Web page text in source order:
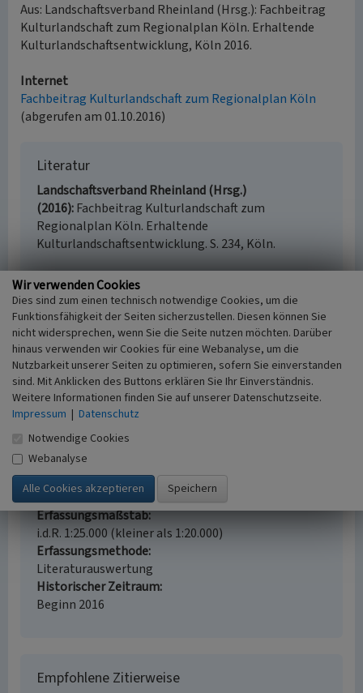
Aus: Landschaftsverband Rheinland (Hrsg.): Fachbeitrag
Kulturlandschaft zum Regionalplan Köln. Erhaltende
Kulturlandschaftsentwicklung, Köln 2016.
Internet
Fachbeitrag Kulturlandschaft zum Regionalplan Köln
(abgerufen am 01.10.2016)
Literatur
Landschaftsverband Rheinland (Hrsg.)
(2016) Fachbeitrag Kulturlandschaft zum
Regionalplan Köln. Erhaltende
Kulturlandschaftsentwicklung. S. 234, Köln.
Kloster Dünnwald, Höfe bei Höhenhaus
(Kulturlandschaftsbereich Regionalplan Köln
345)
Schlagwörter
Kulturlandschaftsbereich Kloster (Architektur) Hof
(Landwirtschaft)
51069 Köln - Dünnwald
Fachsicht(en)
Kulturlandschaftspflege, Denkmalpflege,
Landeskunde, Raumplanung
Erfassungsmaßstab
i.d.R. 1:25.000 (kleiner als 1:20.000)
Erfassungsmethode
Literaturauswertung
Historischer Zeitraum
Beginn 2016
Empfohlene Zitierweise
Wir verwenden Cookies
Dies sind zum einen technisch notwendige Cookies, um die
Funktionsfähigkeit der Seiten sicherzustellen. Diesen können Sie
nicht widersprechen, wenn Sie die Seite nutzen möchten. Darüber
hinaus verwenden wir Cookies für eine Webanalyse, um die
Nutzbarkeit unserer Seiten zu optimieren, sofern Sie einverstanden
sind. Mit Anklicken des Buttons erklären Sie Ihr Einverständnis.
Weitere Informationen finden Sie auf unserer Datenschutzseite.
Impressum | Datenschutz
Notwendige Cookies
Webanalyse